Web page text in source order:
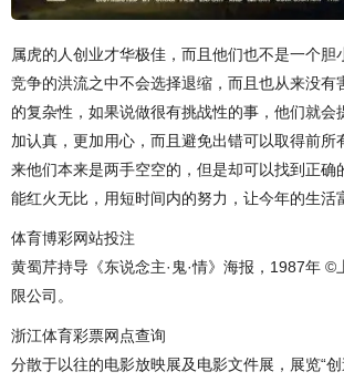
属虎的人创业才华极佳，而且他们也不是一个胆
竞争的洪流之中不会选择退缩，而且也从来没有
的复杂性，如果说做很有挑战性的事，他们就会
加认真，更加用心，而且避免出错可以取得前所
来他们本来是两手空空的，但是却可以找到正确
能红火无比，用短时间内的努力，让今年的生活
体育博彩网站投注
黄蜀芹持导《东说念主·鬼·情》海报，1987年 ©
限公司。
浙江体育彩票网点查询
分散于以往的电影放映展及电影文件展，展览“